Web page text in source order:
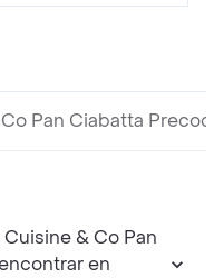
Pan Ciabatta
& Co Pan
en